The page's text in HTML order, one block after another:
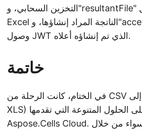
التخزين السحابي، و"resultantFile" باسم ورقة عمل
Excel الناتجة المراد إنشاؤها، و"accessToken" برمز
وصول JWT الذي تم إنشاؤه أعلاه.
خاتمة
في الختام، كانت الرحلة من CSV إلى Excel (XLSX،
XLS) بمثابة شهادة على الحلول المتنوعة التي تقدمها
Aspose.Cells Cloud. سواء من خلال Aspose.Cells